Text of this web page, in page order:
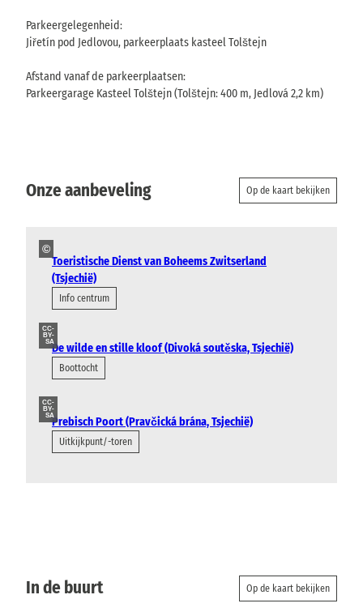
Parkeergelegenheid:
Jiřetín pod Jedlovou, parkeerplaats kasteel Tolštejn
Afstand vanaf de parkeerplaatsen:
Parkeergarage Kasteel Tolštejn (Tolštejn: 400 m, Jedlová 2,2 km)
Onze aanbeveling Op de kaart bekijken
©
Toeristische Dienst van Boheems Zwitserland
(Tsjechië)
Info centrum
CC-
BY-
SADe wilde en stille kloof (Divoká soutěska, Tsjechië)
Boottocht
CC-
BY-
SAPrebisch Poort (Pravčická brána, Tsjechië)
Uitkijkpunt/-toren
In de buurt Op de kaart bekijken